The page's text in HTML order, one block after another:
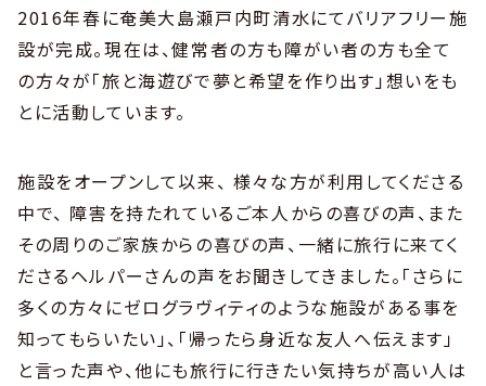
2016年春に奄美大島瀬戸内町清水にてバリアフリー施
設が完成。現在は、健常者の方も障がい者の方も全て
の方々が「旅と海遊びで夢と希望を作り出す」想いをも
とに活動しています。
施設をオープンして以来、 様々な方が利用してくださる
中で、 障害を持たれているご本人からの喜びの声、また
その周りのご家族からの喜びの声、一緒に旅行に来てく
ださるヘルパーさんの声をお聞きしてきました。「さらに
多くの方々にゼログラヴィティのような施設がある事を
知ってもらいたい」、「帰ったら身近な友人へ伝えます」
と言った声や、他にも旅行に行きたい気持ちが高い人は